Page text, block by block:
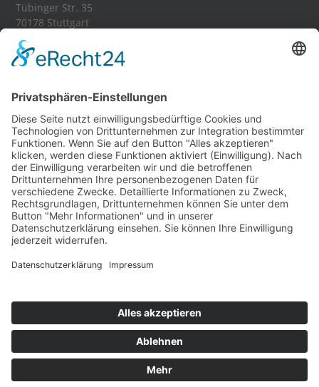
Tübinger Str. 35
70178 Stuttgart
Tel.:
E-Mail: stuttgart[at]visityou.de
Partnershops:
Banner-Schilder.de
Kuvertieren-Lettershop.de
Fahrzeugbeklebung24.de
Textil Shop
Visityou
72Bewertungen auf ProvenExpert.com